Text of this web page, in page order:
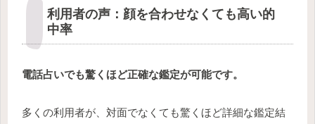
利用者の声：顔を合わせなくても高い的
中率
電話占いでも驚くほど正確な鑑定が可能です。
多くの利用者が、対面でなくても驚くほど詳細な鑑定結